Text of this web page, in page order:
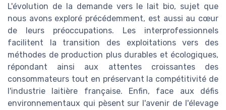
L'évolution de la demande vers le lait bio, sujet que
nous avons exploré précédemment, est aussi au cœur
de leurs préoccupations. Les interprofessionnels
facilitent la transition des exploitations vers des
méthodes de production plus durables et écologiques,
répondant ainsi aux attentes croissantes des
consommateurs tout en préservant la compétitivité de
l'industrie laitière française. Enfin, face aux défis
environnementaux qui pèsent sur l'avenir de l'élevage